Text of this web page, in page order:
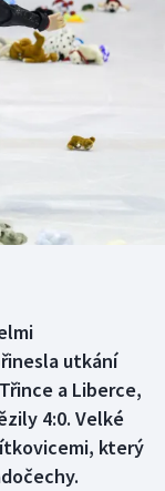
utkání
a Liberce,
4:0. Velké
který